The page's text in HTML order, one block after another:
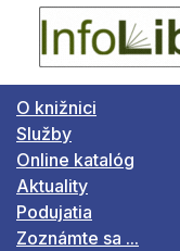
O knižnici
Služby
Online katalóg
Aktuality
Podujatia
Zoznámte sa ...